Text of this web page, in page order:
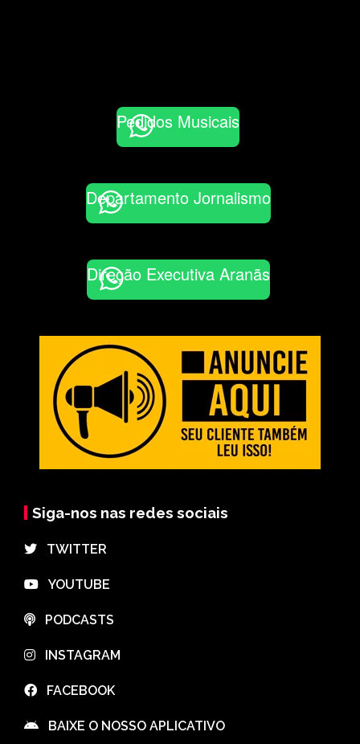
Pedidos Musicais
Departamento Jornalismo
Direção Executiva Aranãs
Siga-nos nas redes sociais
⠀TWITTER
⠀YOUTUBE
⠀PODCASTS
⠀INSTAGRAM
⠀FACEBOOK
⠀BAIXE O NOSSO APLICATIVO